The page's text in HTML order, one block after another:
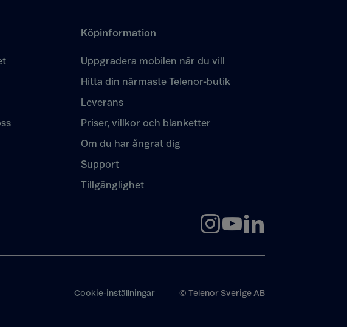
Köpinformation
Uppgradera mobilen när du vill
Hitta din närmaste Telenor-butik
Leverans
Priser, villkor och blanketter
Om du har ångrat dig
Support
Tillgänglighet
Cookie-inställningar © Telenor Sverige AB